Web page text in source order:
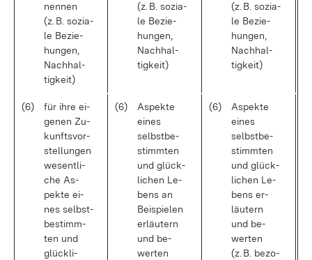
nen­nen
(z. B. so­zia­
le Be­zie­
hun­gen,
Nach­hal­
tig­keit)
(z. B. so­zia­
le Be­zie­
hun­gen,
Nach­hal­
tig­keit)
(z. B. so­zia­
le Be­zie­
hun­gen,
Nach­hal­
tig­keit)
(6)
für ih­re ei­
ge­nen Zu­
kunfts­vor­
stel­lun­gen
we­sent­li­
che As­
pek­te ei­
nes selbst­
be­stimm­
ten und
glück­li­
(6)
As­pek­te
ei­nes
selbst­be­
stimm­ten
und glück­
li­chen Le­
bens an
Bei­spie­len
er­läu­tern
und be­
wer­ten
(6)
As­pek­te
ei­nes
selbst­be­
stimm­ten
und glück­
li­chen Le­
bens er­
läu­tern
und be­
wer­ten
(z. B. be­zo­